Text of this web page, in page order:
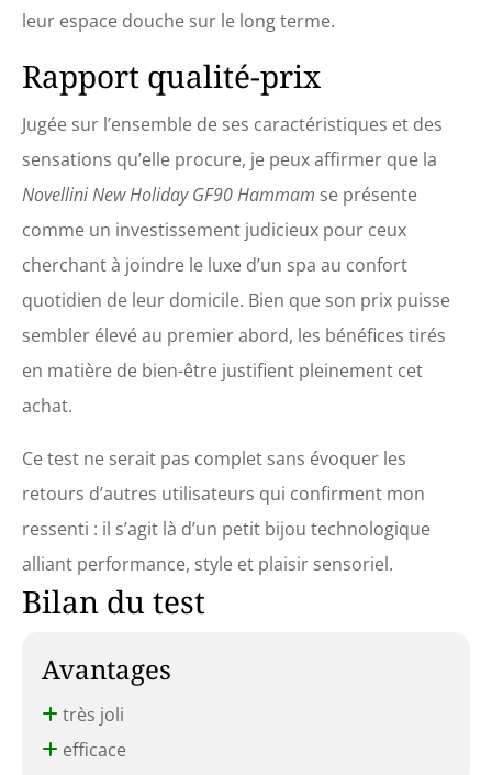
leur espace douche sur le long terme.
Rapport qualité-prix
Jugée sur l’ensemble de ses caractéristiques et des
sensations qu’elle procure, je peux affirmer que la
Novellini New Holiday GF90 Hammam se présente
comme un investissement judicieux pour ceux
cherchant à joindre le luxe d’un spa au confort
quotidien de leur domicile. Bien que son prix puisse
sembler élevé au premier abord, les bénéfices tirés
en matière de bien-être justifient pleinement cet
achat.
Ce test ne serait pas complet sans évoquer les
retours d’autres utilisateurs qui confirment mon
ressenti : il s’agit là d’un petit bijou technologique
alliant performance, style et plaisir sensoriel.
Bilan du test
Avantages
très joli
efficace